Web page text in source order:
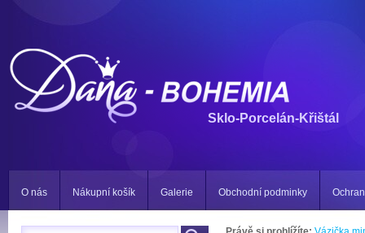
Sklo-Porcelán-Křištál
O nás Nákupní košík Galerie Obchodní podminky